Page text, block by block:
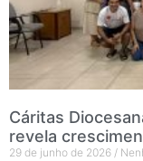
Cáritas
revela
29 de junho de 2026